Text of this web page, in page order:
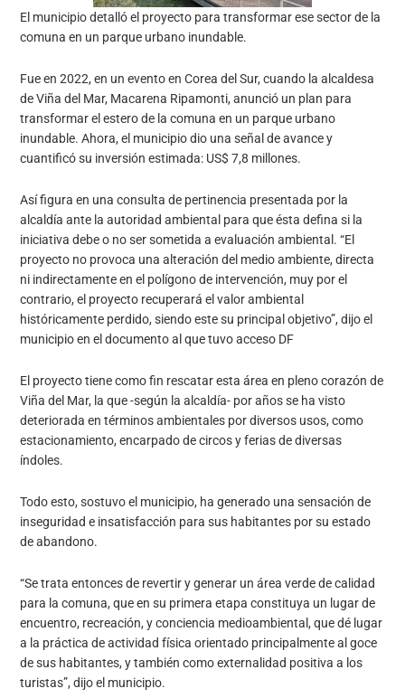
El municipio detalló el proyecto para transformar ese sector de la
comuna en un parque urbano inundable.
Fue en 2022, en un evento en Corea del Sur, cuando la alcaldesa
de Viña del Mar, Macarena Ripamonti, anunció un plan para
transformar el estero de la comuna en un parque urbano
inundable. Ahora, el municipio dio una señal de avance y
cuantificó su inversión estimada: US$ 7,8 millones.
Así figura en una consulta de pertinencia presentada por la
alcaldía ante la autoridad ambiental para que ésta defina si la
iniciativa debe o no ser sometida a evaluación ambiental. “El
proyecto no provoca una alteración del medio ambiente, directa
ni indirectamente en el polígono de intervención, muy por el
contrario, el proyecto recuperará el valor ambiental
históricamente perdido, siendo este su principal objetivo”, dijo el
municipio en el documento al que tuvo acceso DF
El proyecto tiene como fin rescatar esta área en pleno corazón de
Viña del Mar, la que -según la alcaldía- por años se ha visto
deteriorada en términos ambientales por diversos usos, como
estacionamiento, encarpado de circos y ferias de diversas
índoles.
Todo esto, sostuvo el municipio, ha generado una sensación de
inseguridad e insatisfacción para sus habitantes por su estado
de abandono.
“Se trata entonces de revertir y generar un área verde de calidad
para la comuna, que en su primera etapa constituya un lugar de
encuentro, recreación, y conciencia medioambiental, que dé lugar
a la práctica de actividad física orientado principalmente al goce
de sus habitantes, y también como externalidad positiva a los
turistas”, dijo el municipio.